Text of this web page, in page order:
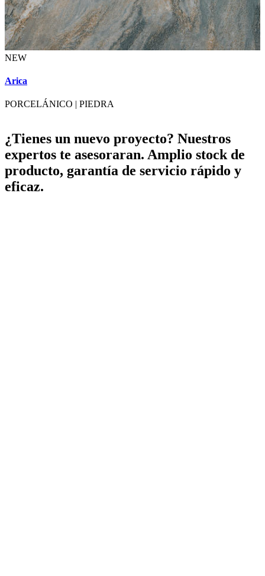
NEW
Arica
PORCELÁNICO | PIEDRA
¿Tienes un nuevo proyecto? Nuestros
expertos te asesoraran. Amplio stock de
producto, garantía de servicio rápido y
eficaz.